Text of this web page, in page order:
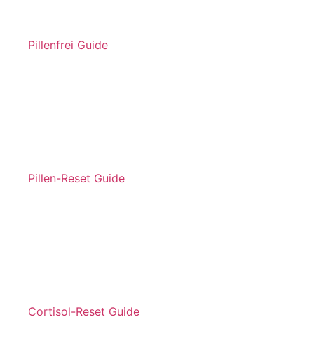
Pillenfrei Guide
Pillen-Reset Guide
Cortisol-Reset Guide